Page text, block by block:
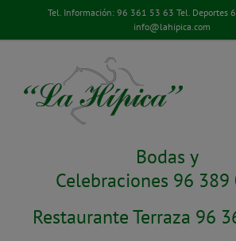
contenido
Tel. Información: 96 361 53 63 Tel. Deportes
info@lahipica.com
Bodas y
Celebraciones 96 389
Restaurante Terraza 96